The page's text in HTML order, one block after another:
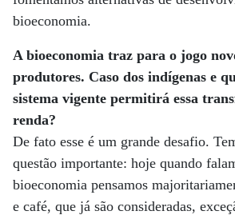
bioeconomia.
A bioeconomia traz para o jogo
produtores. Caso dos indígenas e
sistema vigente permitirá essa
renda?
De fato esse é um grande desafio.
questão importante: hoje quando
bioeconomia pensamos
e café, que já são consideradas,